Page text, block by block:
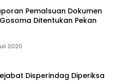
Pemalsuan Dokumen
Ditentukan Pekan
2020
Disperindag Diperiksa